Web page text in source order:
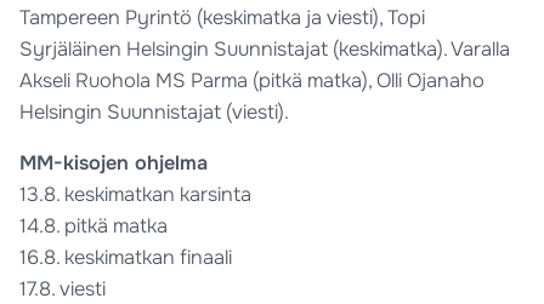
Tampereen Pyrintö (keskimatka ja viesti), Topi
Syrjäläinen Helsingin Suunnistajat (keskimatka). Varalla
Akseli Ruohola MS Parma (pitkä matka), Olli Ojanaho
Helsingin Suunnistajat (viesti).
MM-kisojen ohjelma
13.8. keskimatkan karsinta
14.8. pitkä matka
16.8. keskimatkan finaali
17.8. viesti